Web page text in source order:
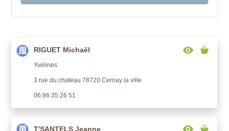
RIGUET Michaël
Yvelines
3 rue du chateau 78720 Cernay la ville
06 86 35 26 51
T'SANTELS Jeanne